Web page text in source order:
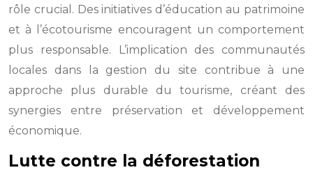
rôle crucial. Des initiatives d’éducation au patrimoine
et à l’écotourisme encouragent un comportement
plus responsable. L’implication des communautés
locales dans la gestion du site contribue à une
approche plus durable du tourisme, créant des
synergies entre préservation et développement
économique.
Lutte contre la déforestation